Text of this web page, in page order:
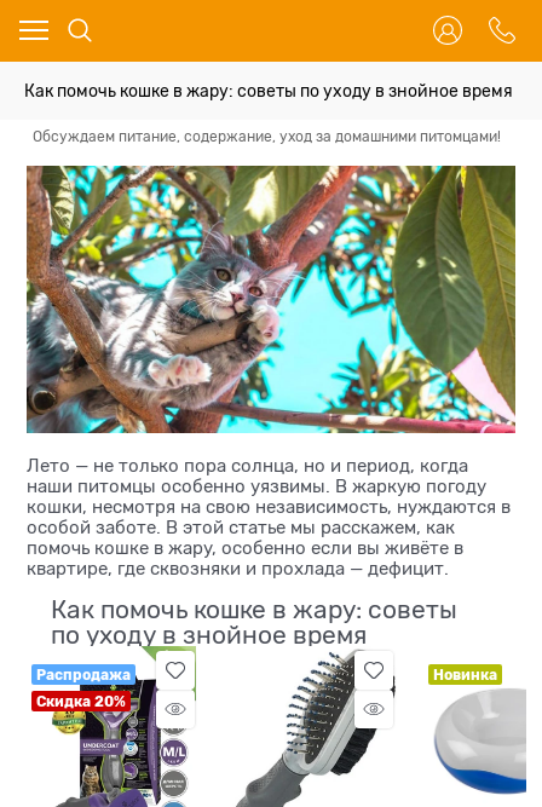
Как помочь кошке в жару: советы по уходу в знойное время
Обсуждаем питание, содержание, уход за домашними питомцами!
Лето — не только пора солнца, но и период, когда
наши питомцы особенно уязвимы. В жаркую погоду
кошки, несмотря на свою независимость, нуждаются в
особой заботе. В этой статье мы расскажем, как
помочь кошке в жару, особенно если вы живёте в
квартире, где сквозняки и прохлада — дефицит.
Как помочь кошке в жару: советы
по уходу в знойное время
Распродажа
Скидка 20%
Новинка